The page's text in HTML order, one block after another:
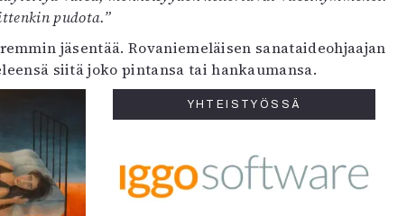
pudota.”
jäsentää. Rovaniemeläisen sanataideohjaajan
siitä joko pintansa tai hankaumansa.
YHTEISTYÖSSÄ